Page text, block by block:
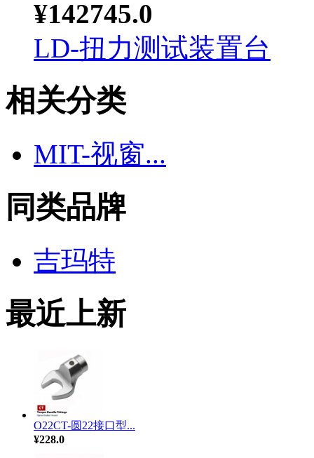
¥142745.0
LD-扭力测试装置台
相关分类
MIT-视窗...
同类品牌
吉玛特
最近上新
O22CT-圆22接口型...
¥228.0